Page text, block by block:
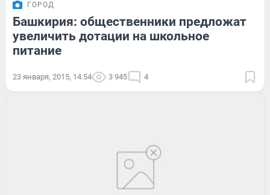
ГОРОД
Башкирия: общественники предложат
увеличить дотации на школьное
питание
23 января, 2015, 14:54 3 945 4